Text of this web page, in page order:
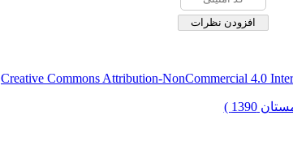
Creative Commons Attribution-NonCommercial 4.0